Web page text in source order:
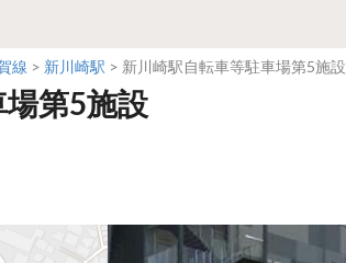
線 新川崎駅 新川崎駅自転車等駐車場第5施設
第5施設